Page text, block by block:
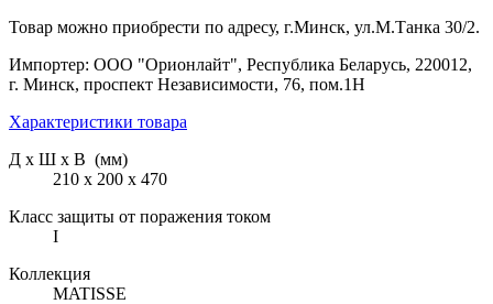
Товар можно приобрести по адресу, г.Минск, ул.М.Танка 30/2.
Импортер: ООО "Орионлайт", Республика Беларусь, 220012,
г. Минск, проспект Независимости, 76, пом.1Н
Характеристики товара
Д х Ш х В (мм)
210 х 200 х 470
Класс защиты от поражения током
I
Коллекция
MATISSE